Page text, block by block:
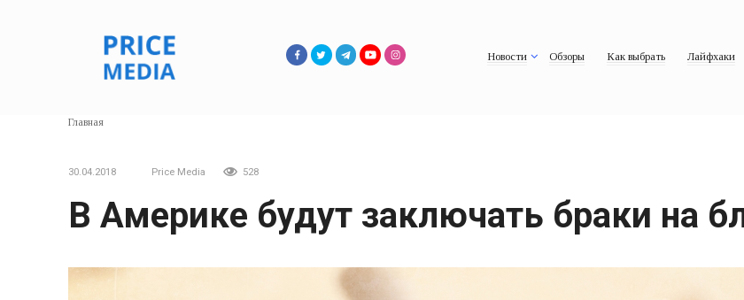
Новости Обзоры Как выбрать Лайфхаки
Главная
30.04.2018 Price Media 528
В Америке будут заключать браки на